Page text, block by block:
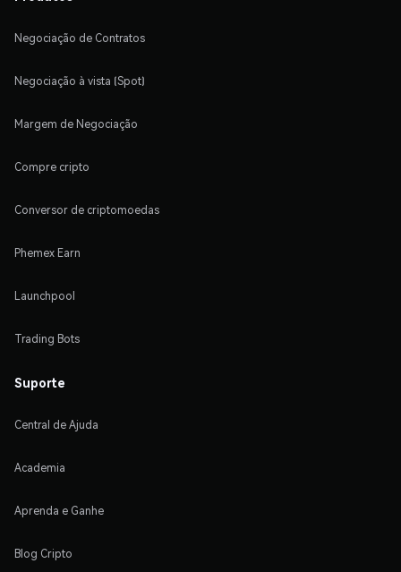
Negociação de Contratos
Negociação à vista (Spot)
Margem de Negociação
Compre cripto
Conversor de criptomoedas
Phemex Earn
Launchpool
Trading Bots
Suporte
Central de Ajuda
Academia
Aprenda e Ganhe
Blog Cripto